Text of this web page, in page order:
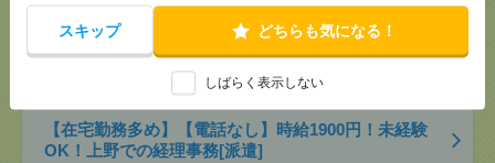
スキップ どちらも気になる！
しばらく表示しない
1ヶ月3万円を上限として実費支給
[月収例]30万円～
[勤務地]新日本橋駅から徒歩3分/三越前駅から徒
【在宅勤務多め】【電話なし】時給1900円！未経験
OK！上野での経理事務[派遣]